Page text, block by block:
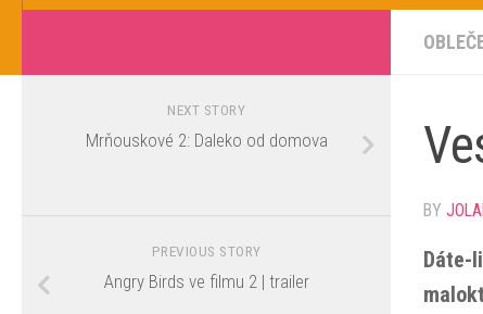
BY
Dáte-
NEXT STORY
Mrňouskové 2: Daleko od domova
PREVIOUS STORY
Angry Birds ve filmu 2 | trailer